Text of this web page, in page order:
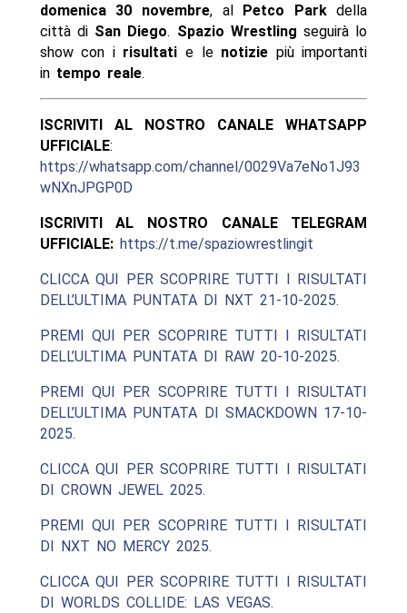
domenica 30 novembre, al Petco Parkdella
città di San Diego. Spazio Wrestling seguirà lo
show con i risultati e le notizie più importanti
in tempo reale.
ISCRIVITI AL NOSTRO CANALE WHATSAPP
UFFICIALE:
https://whatsapp.com/channel/0029Va7eNo1J93
wNXnJPGP0D
ISCRIVITI AL NOSTRO CANALE TELEGRAM
UFFICIALE: https://t.me/spaziowrestlingit
CLICCA QUI PER SCOPRIRE TUTTI I RISULTATI
DELL’ULTIMA PUNTATA DI NXT 21-10-2025.
PREMI QUI PER SCOPRIRE TUTTI I RISULTATI
DELL’ULTIMA PUNTATA DI RAW 20-10-2025.
PREMI QUI PER SCOPRIRE TUTTI I RISULTATI
DELL’ULTIMA PUNTATA DI SMACKDOWN 17-10-
2025.
CLICCA QUI PER SCOPRIRE TUTTI I RISULTATI
DI CROWN JEWEL 2025.
PREMI QUI PER SCOPRIRE TUTTI I RISULTATI
DI NXT NO MERCY 2025.
CLICCA QUI PER SCOPRIRE TUTTI I RISULTATI
DI WORLDS COLLIDE: LAS VEGAS.